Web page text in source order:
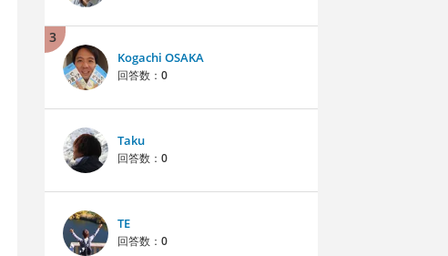
3
Kogachi OSAKA
回答数： 0
Taku
回答数： 0
TE
回答数： 0